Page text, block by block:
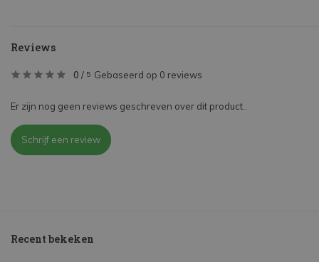
Reviews
0 / 5 Gebaseerd op 0 reviews
Er zijn nog geen reviews geschreven over dit product..
Schrijf een review
Recent bekeken